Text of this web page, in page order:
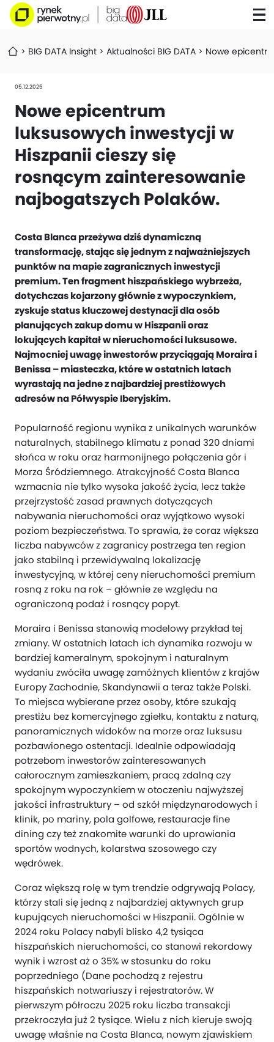
BIG DATA Insight Aktualności BIG DATA Nowe
05.12.2025
Nowe epicentrum
luksusowych inwestycji w
Hiszpanii cieszy się
rosnącym zainteresowanie
najbogatszych Polaków.
Costa Blanca przeżywa dziś dynamiczną
transformację, stając się jednym z najważniejszych
punktów na mapie zagranicznych inwestycji
premium. Ten fragment hiszpańskiego wybrzeża,
dotychczas kojarzony głównie z wypoczynkiem,
zyskuje status kluczowej destynacji dla osób
planujących zakup domu w Hiszpanii oraz
lokujących kapitał w nieruchomości luksusowe.
Najmocniej uwagę inwestorów przyciągają Moraira i
Benissa – miasteczka, które w ostatnich latach
wyrastają na jedne z najbardziej prestiżowych
adresów na Półwyspie Iberyjskim.
Popularność regionu wynika z unikalnych warunków
naturalnych, stabilnego klimatu z ponad 320 dniami
słońca w roku oraz harmonijnego połączenia gór i
Morza Śródziemnego. Atrakcyjność Costa Blanca
wzmacnia nie tylko wysoka jakość życia, lecz także
przejrzystość zasad prawnych dotyczących
nabywania nieruchomości oraz wyjątkowo wysoki
poziom bezpieczeństwa. To sprawia, że coraz większa
liczba nabywców z zagranicy postrzega ten region
jako stabilną i przewidywalną lokalizację
inwestycyjną, w której ceny nieruchomości premium
rosną z roku na rok – głównie ze względu na
ograniczoną podaż i rosnący popyt.
Moraira i Benissa stanowią modelowy przykład tej
zmiany. W ostatnich latach ich dynamika rozwoju w
bardziej kameralnym, spokojnym i naturalnym
wydaniu zwóciła uwagę zamóżnych klientów z krajów
Europy Zachodnie, Skandynawii a teraz także Polski.
To miejsca wybierane przez osoby, które szukają
prestiżu bez komercyjnego zgiełku, kontaktu z naturą,
panoramicznych widoków na morze oraz luksusu
pozbawionego ostentacji. Idealnie odpowiadają
potrzebom inwestorów zainteresowanych
całorocznym zamieszkaniem, pracą zdalną czy
spokojnym wypoczynkiem w otoczeniu najwyższej
jakości infrastruktury – od szkół międzynarodowych i
klinik, po mariny, pola golfowe, restauracje fine
dining czy też znakomite warunki do uprawiania
sportów wodnych, kolarstwa szosowego czy
wędrówek.
Coraz większą rolę w tym trendzie odgrywają Polacy,
którzy stali się jedną z najbardziej aktywnych grup
kupujących nieruchomości w Hiszpanii. Ogólnie w
2024 roku Polacy nabyli blisko 4,2 tysiąca
hiszpańskich nieruchomości, co stanowi rekordowy
wynik i wzrost aż o 35% w stosunku do roku
poprzedniego (Dane pochodzą z rejestru
hiszpańskich notwariuszy i rejestratorów. W
pierwszym półroczu 2025 roku liczba transakcji
przekroczyła już 2 tysiące. Wielu z nich kieruje swoją
uwagę właśnie na Costa Blanca, nowym zjawiskiem